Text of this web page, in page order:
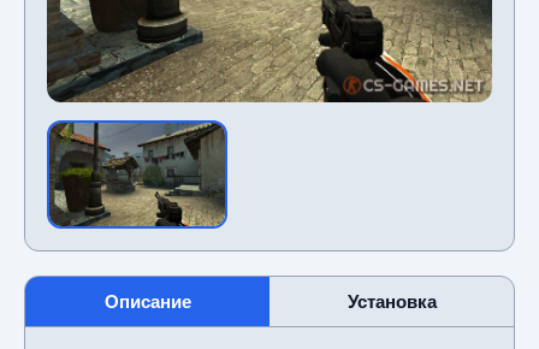
Описание Установка